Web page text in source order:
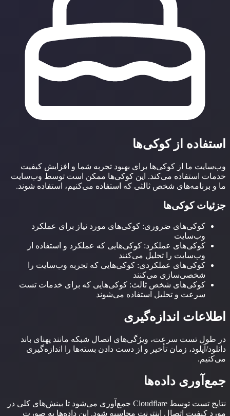
استفاده از کوکی‌ها
وب‌سایت ما از کوکی‌ها برای بهبود تجربه شما و افزایش کیفیت
خدمات استفاده می‌کند. این کوکی‌ها ممکن است توسط وب‌سایت
ما و برنامه‌های شخص ثالثی که استفاده می‌کنیم، استفاده شوند.
جزئیات کوکی‌ها
کوکی‌های ضروری: کوکی‌های مورد نیاز برای عملکرد
وب‌سایت
کوکی‌های عملکرد: کوکی‌هایی که عملکرد و استفاده از
وب‌سایت را تحلیل می‌کنند
کوکی‌های عملکردی: کوکی‌هایی که تجربه وب‌سایت را
شخصی‌سازی می‌کنند
کوکی‌های شخص ثالث: کوکی‌هایی که برای خدمات تست
سرعت و تحلیل استفاده می‌شوند
اطلاعات اندازه‌گیری
در طول تست سرعت، ویژگی‌های اتصال شبکه مانند پهنای باند
دانلود/آپلود، زمان تأخیر و از دست دادن بسته‌ها را اندازه‌گیری
می‌کنیم.
جمع‌آوری داده‌ها
نتایج تست توسط Cloudflare جمع‌آوری می‌شود تا بینش‌های کلی در
مورد کیفیت اتصال اینترنت محاسبه شود. این داده‌ها به صورت